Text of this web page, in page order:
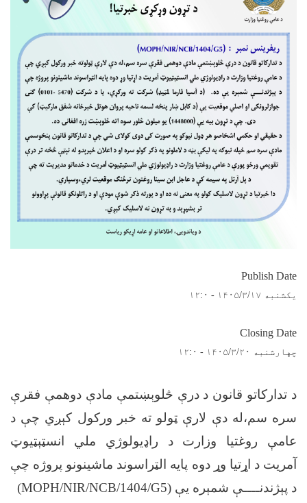
Publish Date
یکشنبه ۱۴۰۵/۳/۱۷ - ۱۲:۰
Closing Date
چهارشنبه ۱۴۰۵/۳/۲۰ - ۱۲:۰
د تدارکاتو قانون د درې څلوېښتمې مادې دوهمې فقرې
سره سم،له دې لارې ټولو ته خبر ورکول کېږي چې د
عامې روغتیا وزارت د راډیولوژي ملي انسټېټیوټ
آمریت د اړتیا وړ دوه پایه الټراسوند ماشینونو پروژه چې
د پېژندنــــې شمېره یې (MOPH/NIR/NCB/1404/G5)